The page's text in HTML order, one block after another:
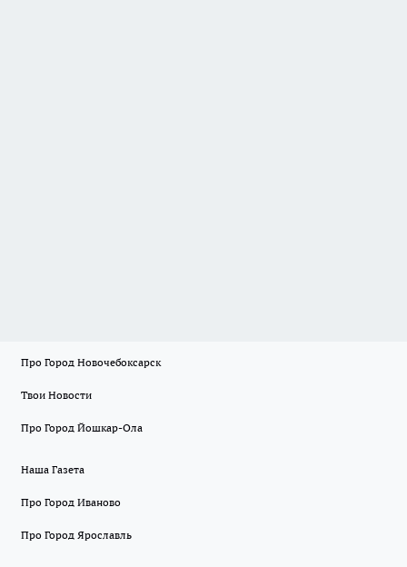
Про Город Новочебоксарск
Твои Новости
Про Город Йошкар-Ола
Наша Газета
Про Город Иваново
Про Город Ярославль